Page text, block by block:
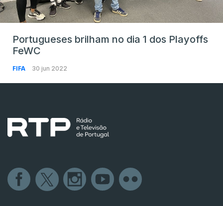
Portugueses brilham no dia 1 dos Playoffs
FeWC
FIFA 30 jun 2022